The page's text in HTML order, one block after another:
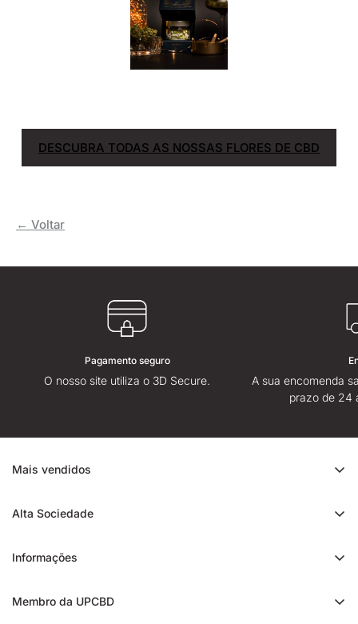
DESCUBRA TODAS AS NOSSAS FLORES DE CBD
← Voltar
Pagamento seguro
O nosso site utiliza o 3D Secure.
A sua encomenda
prazo de 24
Mais vendidos
Cali CBD
Trim CBD
Alta Sociedade
Avaliação da High Society
Informações
Membro da UPCBD